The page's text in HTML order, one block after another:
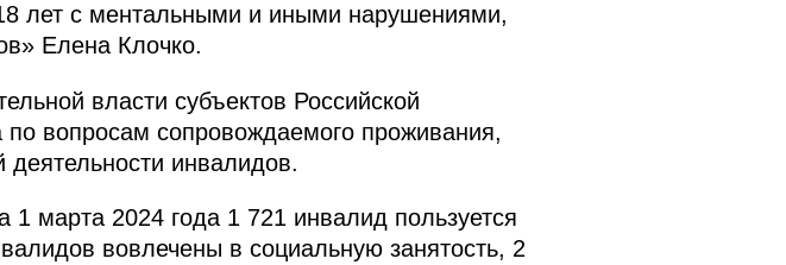
лет с ментальными и иными нарушениями,
Елена Клочко.
власти субъектов Российской
вопросам сопровождаемого проживания,
деятельности инвалидов.
марта 2024 года 1 721 инвалид пользуется
вовлечены в социальную занятость, 2